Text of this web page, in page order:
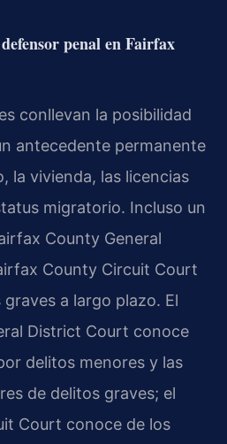
penal en Fairfax
conllevan la posibilidad
antecedente permanente
la vivienda, las licencias
migratorio. Incluso un
County General
County Circuit Court
a largo plazo. El
District Court conoce
delitos menores y las
de delitos graves; el
Court conoce de los